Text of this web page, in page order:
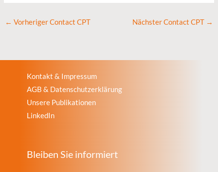
← Vorheriger Contact CPT Nächster Contact CPT →
Kontakt & Impressum
AGB & Datenschutzerklärung
Unsere Publikationen
LinkedIn
Bleiben Sie informiert